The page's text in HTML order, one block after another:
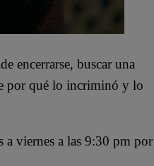
encerrarse, buscar una
por qué lo incriminó y lo
a viernes a las 9:30 pm por